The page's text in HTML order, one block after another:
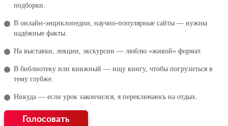
подборки.
В онлайн‑энциклопедии, научно‑популярные сайты — нужны
надёжные факты.
На выставки, лекции, экскурсии — люблю «живой» формат.
В библиотеку или книжный — ищу книгу, чтобы погрузиться в
тему глубже.
Никуда — если урок закончился, я переключаюсь на отдых.